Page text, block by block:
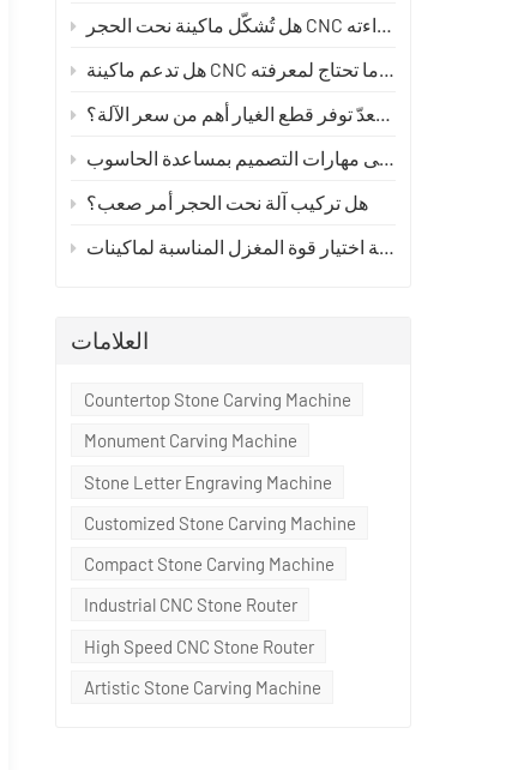
هل تُشكّل ماكينة نحت الحجر CNC خطراً؟ دليل السلامة الحقيقي الذي يجب على كل مُشغّل قراءته
هل تدعم ماكينة CNC الحجرية لغتي؟ كل ما تحتاج لمعرفته
لماذا يُعدّ توفر قطع الغيار أهم من سعر الآلة؟
هل تركيب آلة نحت الحجر أمر صعب؟
العلامات
Countertop Stone Carving Machine
Monument Carving Machine
Stone Letter Engraving Machine
Customized Stone Carving Machine
Compact Stone Carving Machine
Industrial CNC Stone Router
High Speed CNC Stone Router
Artistic Stone Carving Machine